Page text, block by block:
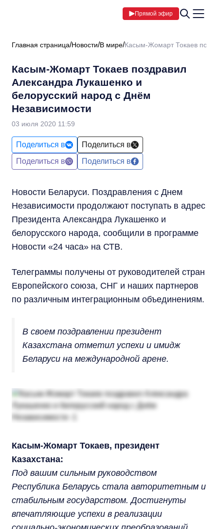
Прямой эфир
Главная страница Новости В мире Касым-Жомарт Токаев
Касым-Жомарт Токаев поздравил
Александра Лукашенко и
белорусский народ с Днём
Независимости
03 июля 2020 11:59
Поделиться в
Поделиться в
Поделиться в
Поделиться в
Новости Беларуси. Поздравления с Днем
Независимости продолжают поступать в адрес
Президента Александра Лукашенко и
белорусского народа, сообщили в программе
Новости «24 часа» на СТВ.
Телеграммы получены от руководителей стран
Европейского союза, СНГ и наших партнеров
по различным интеграционным объединениям.
В своем поздравлении президент
Казахстана отметил успехи и имидж
Беларуси на международной арене.
Касым-Жомарт Токаев, президент
Казахстана:
Под вашим сильным руководством
Республика Беларусь стала авторитетным и
стабильным государством. Достигнуты
впечатляющие успехи в реализации